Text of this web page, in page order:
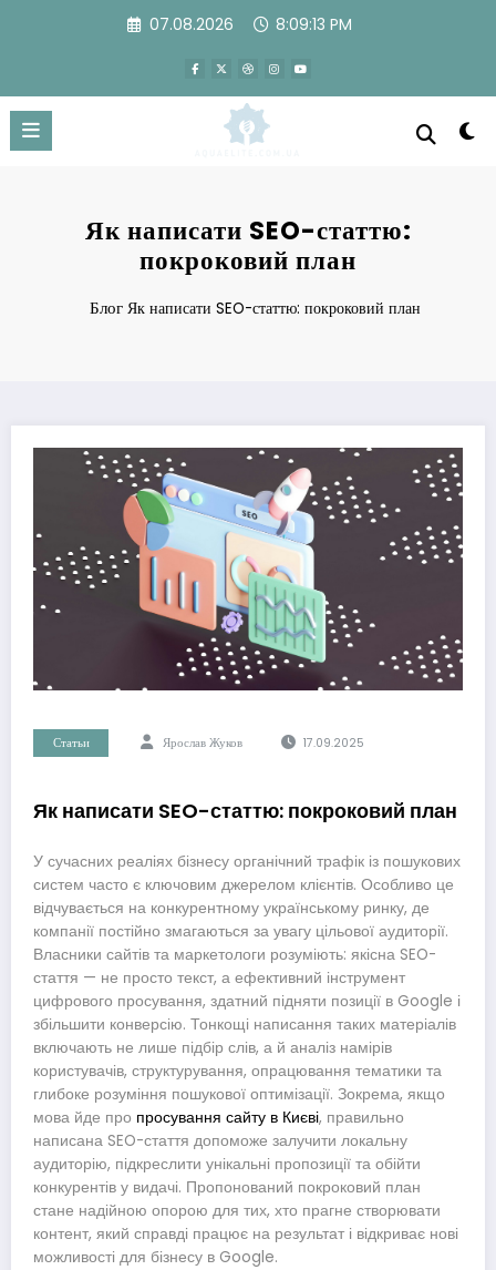
07.08.2026 8:09:14 PM
Як написати SEO-статтю:
покроковий план
Блог Як написати SEO-статтю: покроковий план
Статьи Ярослав Жуков 17.09.2025
Як написати SEO-статтю: покроковий план
У сучасних реаліях бізнесу органічний трафік із пошукових
систем часто є ключовим джерелом клієнтів. Особливо це
відчувається на конкурентному українському ринку, де
компанії постійно змагаються за увагу цільової аудиторії.
Власники сайтів та маркетологи розуміють: якісна SEO-
стаття — не просто текст, а ефективний інструмент
цифрового просування, здатний підняти позиції в Google і
збільшити конверсію. Тонкощі написання таких матеріалів
включають не лише підбір слів, а й аналіз намірів
користувачів, структурування, опрацювання тематики та
глибоке розуміння пошукової оптимізації. Зокрема, якщо
мова йде про просування сайту в Києві, правильно
написана SEO-стаття допоможе залучити локальну
аудиторію, підкреслити унікальні пропозиції та обійти
конкурентів у видачі. Пропонований покроковий план
стане надійною опорою для тих, хто прагне створювати
контент, який справді працює на результат і відкриває нові
можливості для бізнесу в Google.